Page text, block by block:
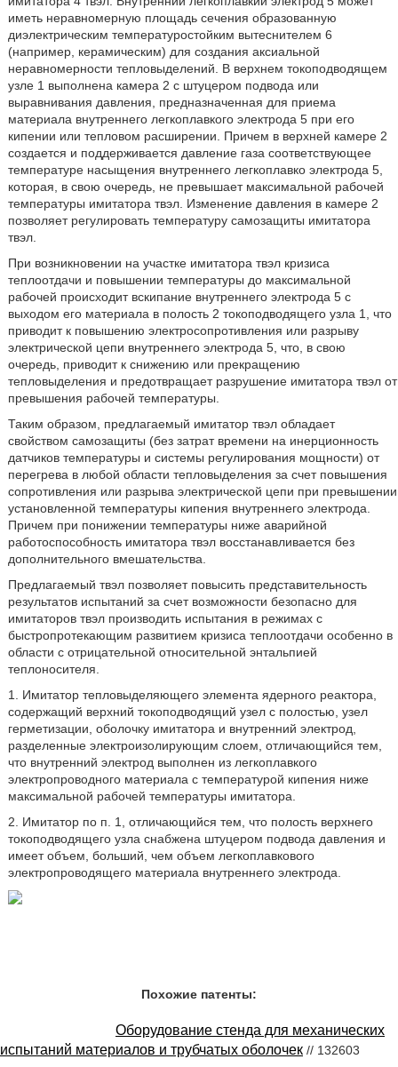
иметь неравномерную площадь сечения образованную
диэлектрическим температуростойким вытеснителем 6
(например, керамическим) для создания аксиальной
неравномерности тепловыделений. В верхнем токоподводящем
узле 1 выполнена камера 2 с штуцером подвода или
выравнивания давления, предназначенная для приема
материала внутреннего легкоплавкого электрода 5 при его
кипении или тепловом расширении. Причем в верхней камере 2
создается и поддерживается давление газа соответствующее
температуре насыщения внутреннего легкоплавко электрода 5,
которая, в свою очередь, не превышает максимальной рабочей
температуры имитатора твэл. Изменение давления в камере 2
позволяет регулировать температуру самозащиты имитатора
твэл.
При возникновении на участке имитатора твэл кризиса
теплоотдачи и повышении температуры до максимальной
рабочей происходит вскипание внутреннего электрода 5 с
выходом его материала в полость 2 токоподводящего узла 1, что
приводит к повышению электросопротивления или разрыву
электрической цепи внутреннего электрода 5, что, в свою
очередь, приводит к снижению или прекращению
тепловыделения и предотвращает разрушение имитатора твэл от
превышения рабочей температуры.
Таким образом, предлагаемый имитатор твэл обладает
свойством самозащиты (без затрат времени на инерционность
датчиков температуры и системы регулирования мощности) от
перегрева в любой области тепловыделения за счет повышения
сопротивления или разрыва электрической цепи при превышении
установленной температуры кипения внутреннего электрода.
Причем при понижении температуры ниже аварийной
работоспособность имитатора твэл восстанавливается без
дополнительного вмешательства.
Предлагаемый твэл позволяет повысить представительность
результатов испытаний за счет возможности безопасно для
имитаторов твэл производить испытания в режимах с
быстропротекающим развитием кризиса теплоотдачи особенно в
области с отрицательной относительной энтальпией
теплоносителя.
1. Имитатор тепловыделяющего элемента ядерного реактора,
содержащий верхний токоподводящий узел с полостью, узел
герметизации, оболочку имитатора и внутренний электрод,
разделенные электроизолирующим слоем, отличающийся тем,
что внутренний электрод выполнен из легкоплавкого
электропроводного материала с температурой кипения ниже
максимальной рабочей температуры имитатора.
2. Имитатор по п. 1, отличающийся тем, что полость верхнего
токоподводящего узла снабжена штуцером подвода давления и
имеет объем, больший, чем объем легкоплавкового
электропроводящего материала внутреннего электрода.
Похожие патенты:
Оборудование стенда для механических
испытаний материалов и трубчатых оболочек // 132603